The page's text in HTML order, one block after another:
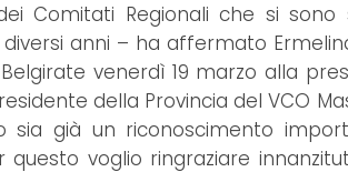
Comitati Regionali che si
anni – ha affermato
venerdì 19 marzo alla
della Provincia del VCO
già un riconoscimento
voglio ringraziare